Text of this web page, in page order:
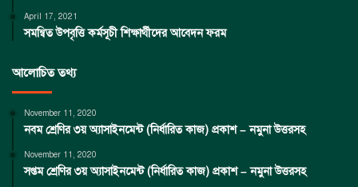
April 17, 2021
সমন্বিত উপবৃত্তি কর্মসূচী শিক্ষার্থীদের আবেদন ফরম
আলোচিত তথ্য
November 11, 2020
নবম শ্রেণির ৩য় অ্যাসাইনমেন্ট (নির্ধারিত কাজ) প্রকাশ – নমুনা উত্তরসহ
November 11, 2020
সপ্তম শ্রেণির ৩য় অ্যাসাইনমেন্ট (নির্ধারিত কাজ) প্রকাশ – নমুনা উত্তরসহ